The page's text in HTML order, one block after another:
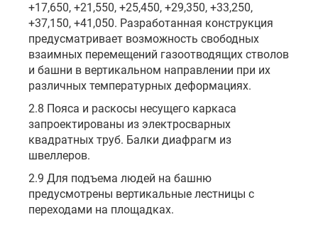
+17,650, +21,550, +25,450, +29,350, +33,250,
+37,150, +41,050. Разработанная конструкция
предусматривает возможность свободных
взаимных перемещений газоотводящих стволов
и башни в вертикальном направлении при их
различных температурных деформациях.
2.8 Пояса и раскосы несущего каркаса
запроектированы из электросварных
квадратных труб. Балки диафрагм из
швеллеров.
2.9 Для подъема людей на башню
предусмотрены вертикальные лестницы с
переходами на площадках.